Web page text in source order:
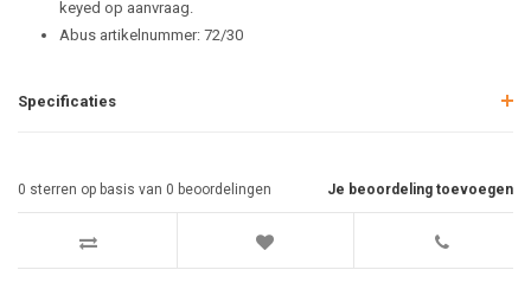
keyed op aanvraag.
Abus artikelnummer: 72/30
Specificaties
Je beoordeling toevoegen
0 sterren op basis van 0 beoordelingen